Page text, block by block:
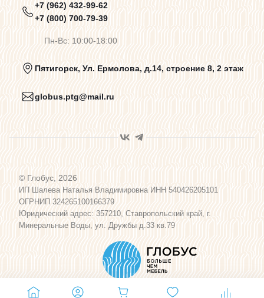
Предупреждения о цветопередаче
Политика конфиденциальности
Пользовательское соглашение
Программа лояльности
Карта сайта
+7 (962) 432-99-62
+7 (800) 700-79-39
Пн-Вс: 10:00-18:00
Пятигорск, Ул. Ермолова, д.14, строение 8, 2 этаж
globus.ptg@mail.ru
© Глобус, 2026
ИП Шалева Наталья Владимировна ИНН 540426205101
ОГРНИП 324265100166379
Юридический адрес: 357210, Ставропольский край, г.
Минеральные Воды, ул. Дружбы д.33 кв.79